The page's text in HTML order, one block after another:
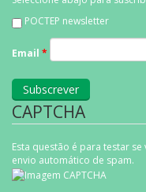
POCTEP newsletter
Email *
CAPTCHA
Esta questão é para testar
envio automático de spam.